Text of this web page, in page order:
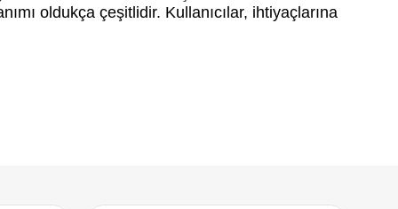
oldukça çeşitlidir. Kullanıcılar, ihtiyaçlarına